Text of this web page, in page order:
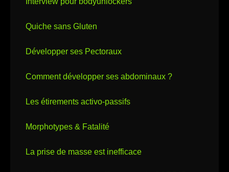
Quiche sans Gluten
Développer ses Pectoraux
Comment développer ses abdominaux ?
Les étirements activo-passifs
Morphotypes & Fatalité
La prise de masse est inefficace